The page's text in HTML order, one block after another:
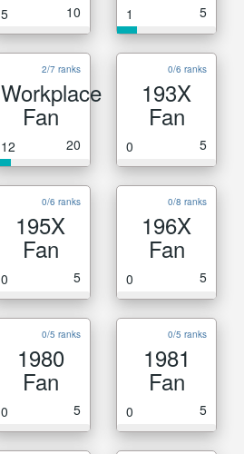
5 10 1 5
2/7 ranks
Workplace
Fan
12 20
0/6 ranks
193X
Fan
0 5
0/6 ranks
195X
Fan
0 5
0/8 ranks
196X
Fan
0 5
0/5 ranks
1980
Fan
0 5
0/5 ranks
1981
Fan
0 5